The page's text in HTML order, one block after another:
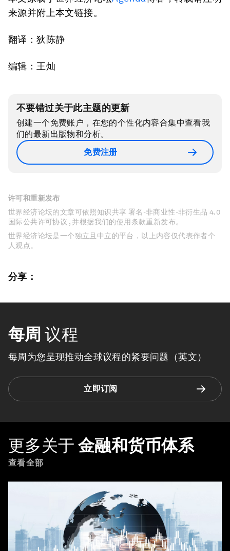
来源并附上本文链接。
翻译：狄陈静
编辑：王灿
不要错过关于此主题的更新
创建一个免费账户，在您的个性化内容合集中查看我
们的最新出版物和分析。
免费注册
许可和重新发布
世界经济论坛的文章可依照知识共享 署名-非商业性-非衍生品 4.0
国际公共许可协议 , 并根据我们的使用条款重新发布。
世界经济论坛是一个独立且中立的平台，以上内容仅代表作者个
人观点。
分享：
每周 议程
每周为您呈现推动全球议程的紧要问题（英文）
立即订阅
更多关于 金融和货币体系
查看全部